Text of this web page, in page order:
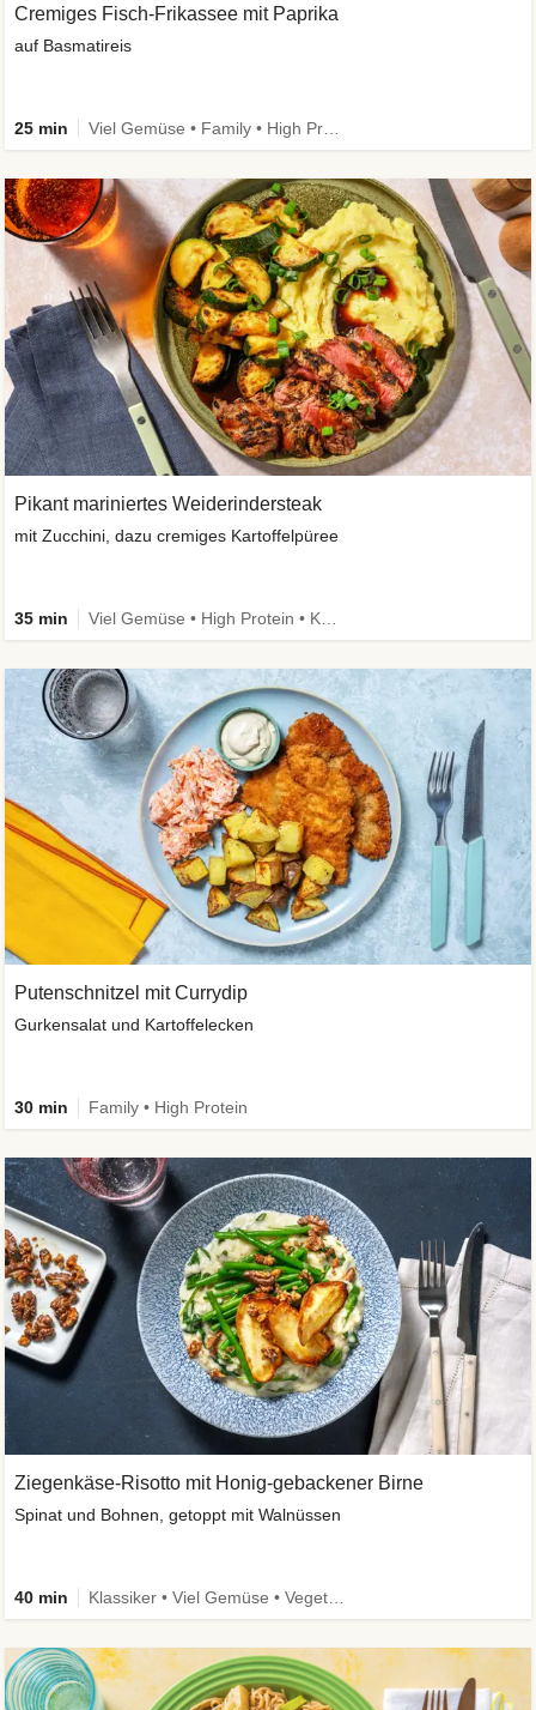
Cremiges Fisch-Frikassee mit Paprika
auf Basmatireis
25 min
Pikant mariniertes Weiderindersteak
mit Zucchini, dazu cremiges Kartoffelpüree
35 min
Putenschnitzel mit Currydip
Gurkensalat und Kartoffelecken
30 min Family • High Protein
Ziegenkäse-Risotto mit Honig-gebackener Birne
Spinat und Bohnen, getoppt mit Walnüssen
40 min